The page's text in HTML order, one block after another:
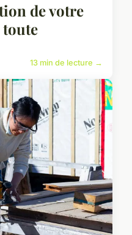
de votre
13 min de lecture →